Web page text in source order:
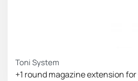
Toni System
+1 round magazine extension for